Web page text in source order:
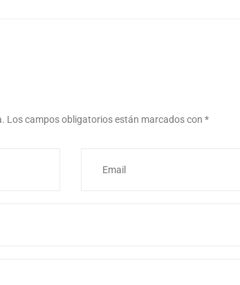
Los campos obligatorios están marcados con *